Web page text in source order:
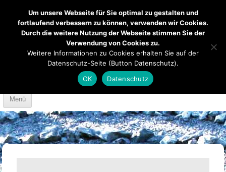
Mendener Labyrinth Kirche Über uns
Anfahrt
Menü
Skip to content
Um unsere Webseite für Sie optimal zu gestalten und
fortlaufend verbessern zu können, verwenden wir Cookies.
Durch die weitere Nutzung der Webseite stimmen Sie der
Verwendung von Cookies zu.
Weitere Informationen zu Cookies erhalten Sie auf der
Datenschutz-Seite (Button Datenschutz).
OK
Datenschutz